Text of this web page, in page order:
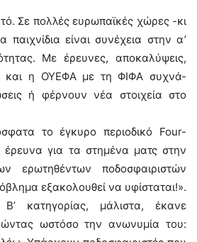
Σε πολλές ευρωπαϊκές χώρες -κι
είναι συνέχεια στην α’
Με έρευνες, αποκαλύψεις,
και η ΟΥΕΦΑ με τη ΦΙΦΑ συχνά-
ή φέρνουν νέα στοιχεία στο
το έγκυρο περιοδικό Four-
έρευνα για τα στημένα ματς στην
ερωτηθέντων ποδοσφαιριστών
εξακολουθεί να υφίσταται!».
κατηγορίας, μάλιστα, έκανε
ωστόσο την ανωνυμία του: